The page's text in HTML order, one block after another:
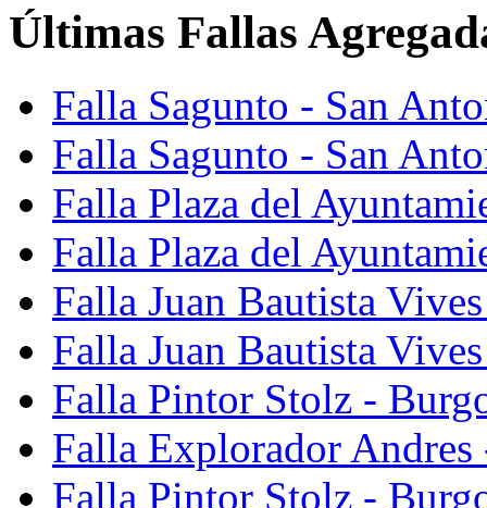
Últimas Fallas
Falla Sagunto - San
Falla Sagunto - San
Falla Plaza del
Falla Plaza del
Falla Juan Bautista
Falla Juan Bautista
Falla Pintor Stolz -
Falla Explorador Andres
Falla Pintor Stolz -